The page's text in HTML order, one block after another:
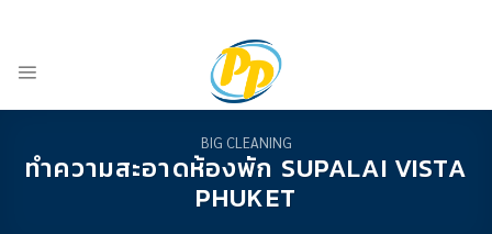
BIG CLEANING
ทำความสะอาดห้องพัก SUPALAI VISTA
PHUKET